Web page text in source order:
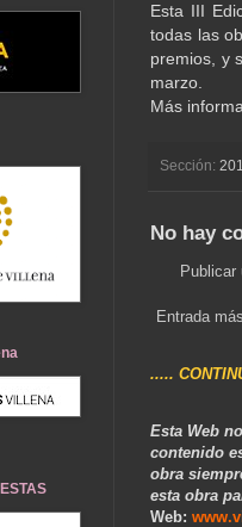
Esta III
todas las
premios, y
marzo.
Más
Sección:
No hay
Publicar
Entrada
.....
Esta Web
contenido
obra
esta obra
Web: